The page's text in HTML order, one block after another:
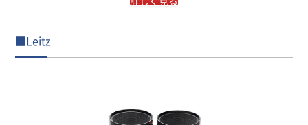
■Leitz